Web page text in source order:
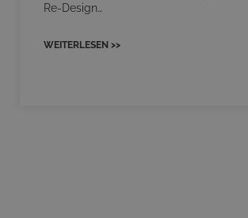
Re-Design…
WEITERLESEN >>